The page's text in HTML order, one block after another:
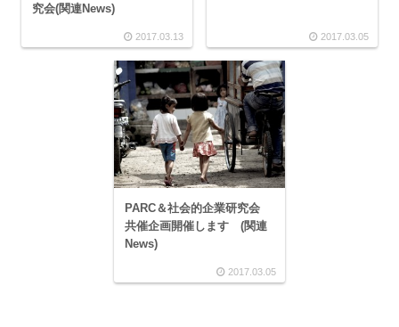
究会(関連News)
2017.03.13 2017.03.05
PARC＆社会的企業研究会
共催企画開催します (関連
News)
2017.03.05